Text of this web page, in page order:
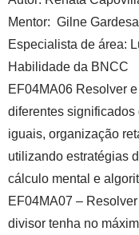
Mentor: Gilne
Especialista de área:
Habilidade da BNCC
EF04MA06 Resolver
diferentes
iguais, organização
utilizando estratégias
cálculo mental e
EF04MA07 –
divisor tenha no